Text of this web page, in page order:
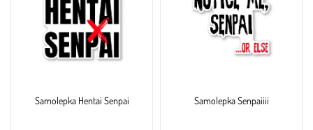
Samolepka Hentai Senpai Samolepka Senpaiiii